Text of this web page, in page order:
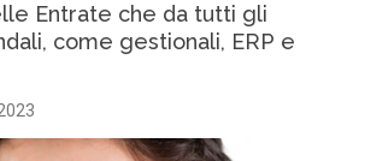
Entrate che da tutti gli
come gestionali, ERP e